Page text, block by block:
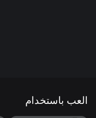
العب باستخدام